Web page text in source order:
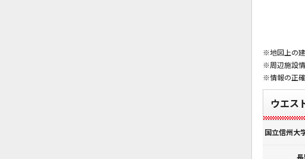
※地図上の建
※周辺施設
※情報の正
ウエス
国立信州大